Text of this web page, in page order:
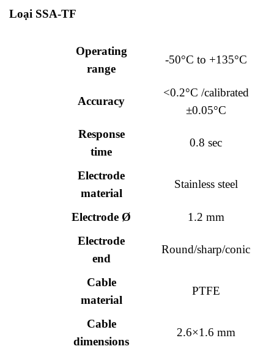
Loại SSA-TF
Operating
range
-50°C to +135°C
Accuracy
<0.2°C /calibrated
±0.05°C
Response
time
0.8 sec
Electrode
material
Stainless steel
Electrode Ø
1.2 mm
Electrode
end
Round/sharp/conic
Cable
material
PTFE
Cable
dimensions
2.6×1.6 mm